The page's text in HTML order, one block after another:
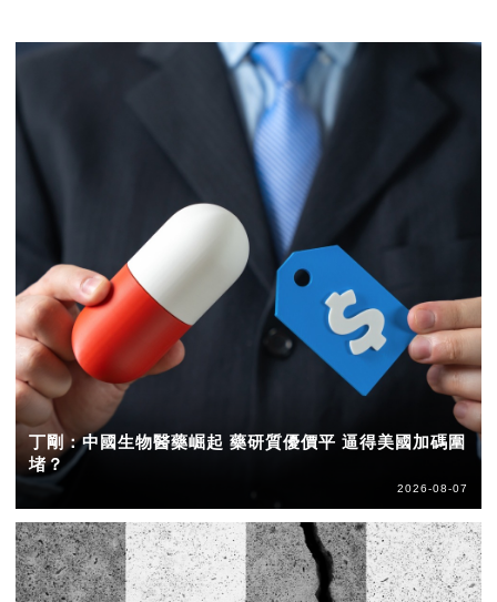
丁剛：中國生物醫藥崛起 藥研質優價平 逼得美國加碼圍
堵？
2026-08-07